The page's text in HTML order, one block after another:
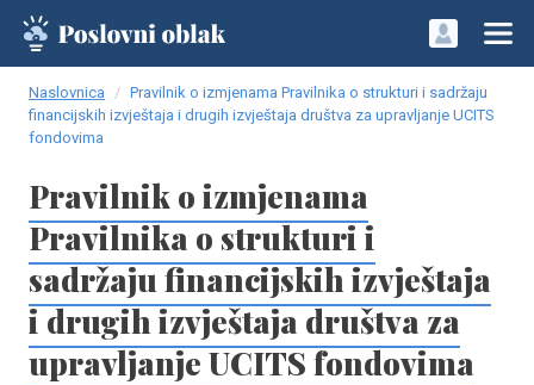
Naslovnica
Pravilnik o izmjenama Pravilnika o strukturi i sadržaju
financijskih izvještaja i drugih izvještaja društva za upravljanje UCITS
fondovima
Pravilnik o izmjenama
Pravilnika o strukturi i
sadržaju financijskih izvještaja
i drugih izvještaja društva za
upravljanje UCITS fondovima